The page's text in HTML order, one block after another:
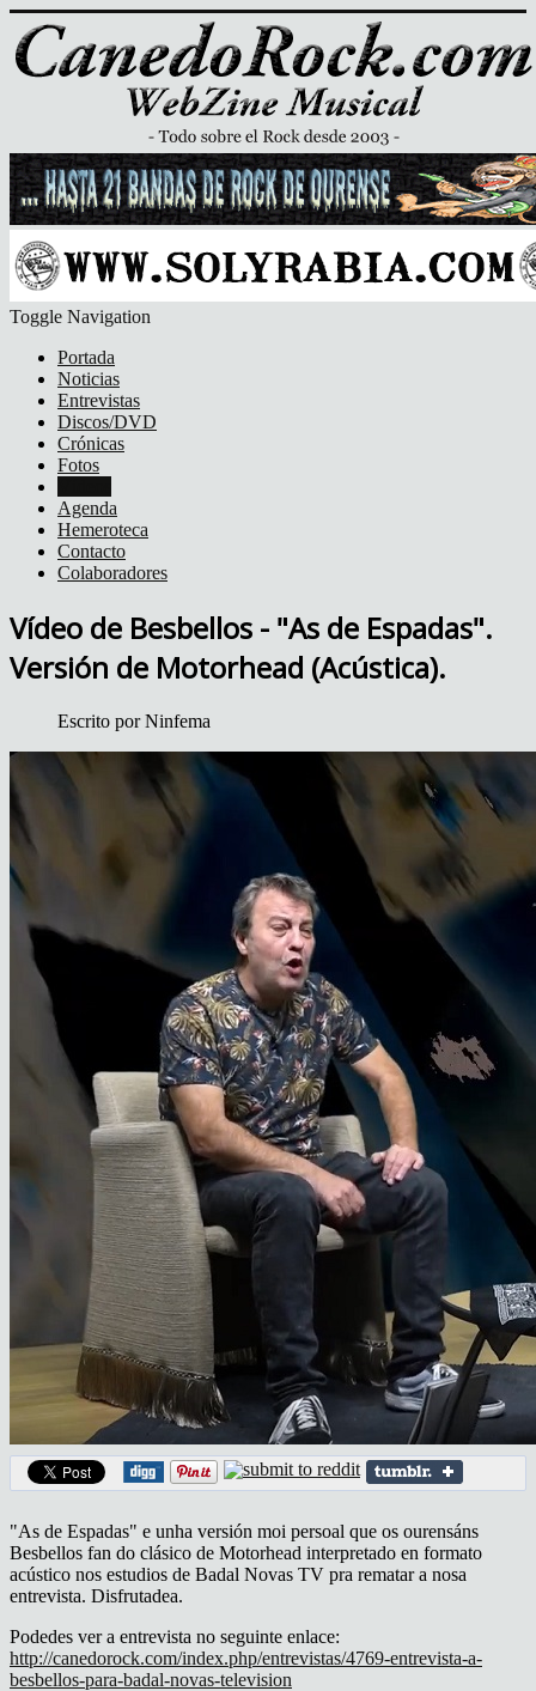
Toggle Navigation
Portada
Noticias
Entrevistas
Discos/DVD
Crónicas
Fotos
Agenda
Hemeroteca
Contacto
Colaboradores
Vídeo de Besbellos - "As de Espadas".
Versión de Motorhead (Acústica).
Escrito porNinfema
"As de Espadas" e unha versión moi persoal que os ourensáns
Besbellos fan do clásico de Motorhead interpretado en formato
acústico nos estudios de Badal Novas TV pra rematar a nosa
entrevista. Disfrutadea.
Podedes ver a entrevista no seguinte enlace:
http://canedorock.com/index.php/entrevistas/4769-entrevista-a-
besbellos-para-badal-novas-television